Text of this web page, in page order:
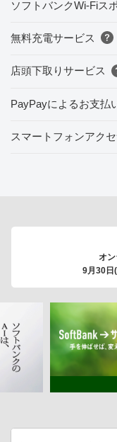
ソフトバンクWi-Fiス
無料充電サービス
店頭下取りサービス
PayPayによるお支払
スマートフォンアク
オン
9月30日